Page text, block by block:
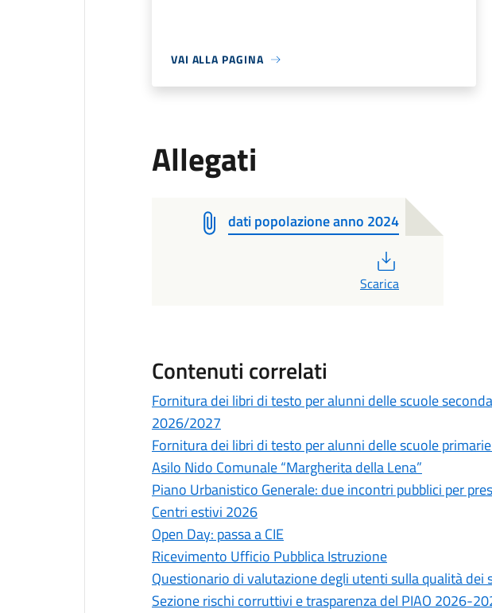
VAI ALLA PAGINA
Allegati
dati popolazione anno 2024
Scarica
Contenuti correlati
Fornitura dei libri di testo per alunni delle scuole
2026/2027
Fornitura dei libri di testo per alunni delle scuole
Asilo Nido Comunale “Margherita della Lena”
Piano Urbanistico Generale: due incontri pubblici per
Centri estivi 2026
Open Day: passa a CIE
Ricevimento Ufficio Pubblica Istruzione
Questionario di valutazione degli utenti sulla qualità dei
Sezione rischi corruttivi e trasparenza del PIAO 2026-